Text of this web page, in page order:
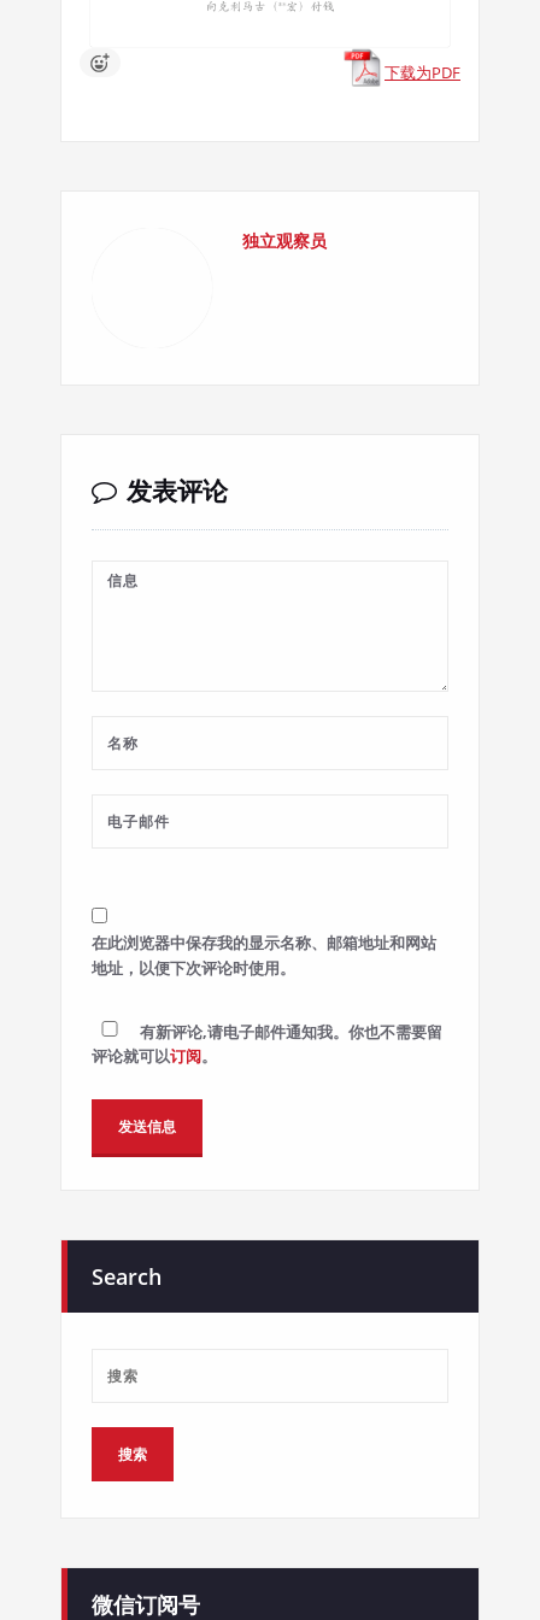
下载为PDF
独立观察员
发表评论
在此浏览器中保存我的显示名称、邮箱地址和网站
地址，以便下次评论时使用。
有新评论,请电子邮件通知我。你也不需要留
评论就可以订阅。
Search
微信订阅号